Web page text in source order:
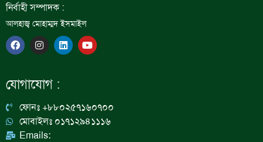
নির্বাহী সম্পাদক :
আলহাজ্ব মোহাম্মদ ইসমাইল
F
a
c
b
o
I
n
s
a
g
a
m
L
i
n
n
Y
o
u
যোগাযোগ :
ফোনঃ +৮৮০২৫৭১৬০৭০০
মোবাইলঃ ০১৭১২৯৪১১১৬
Emails: